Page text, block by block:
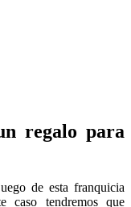
regalo para
de esta franquicia
caso tendremos que